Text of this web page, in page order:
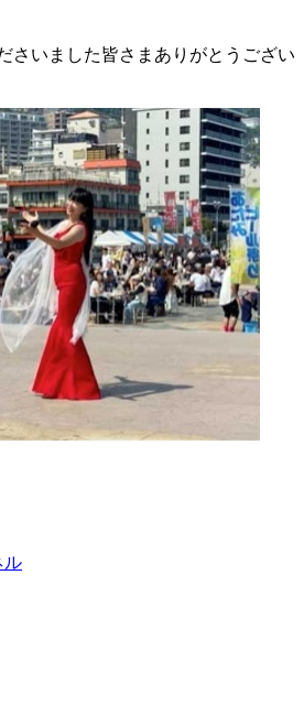
さいました皆さまありがとうござい
ル